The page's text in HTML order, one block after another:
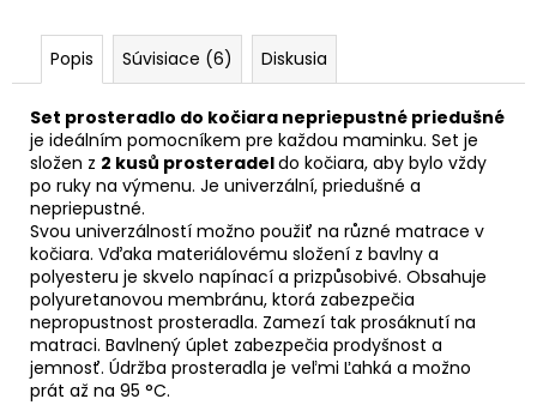
Popis Súvisiace (6) Diskusia
Set prosteradlo do kočiara nepriepustné priedušné
je ideálním pomocníkem pre každou maminku. Set je
složen z 2 kusů prosteradeldo kočiara, aby bylo vždy
po ruky na výmenu. Je univerzální, priedušné a
nepriepustné.
Svou univerzálností možno použiť na různé matrace v
kočiara. Vďaka materiálovému složení z bavlny a
polyesteru je skvelo napínací a prizpůsobivé. Obsahuje
polyuretanovou membránu, ktorá zabezpečia
nepropustnost prosteradla. Zamezí tak prosáknutí na
matraci. Bavlnený úplet zabezpečia prodyšnost a
jemnosť. Údržba prosteradla je veľmi Ľahká a možno
prát až na 95 °C.